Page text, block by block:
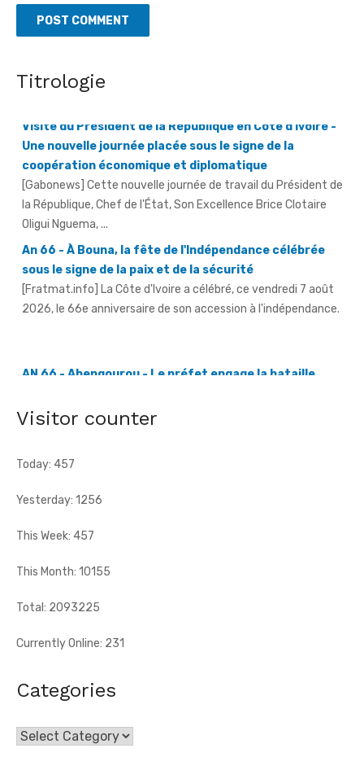
Titrologie
Une nouvelle journée placée sous le signe de la
[Gabonews] Cette nouvelle journée de travail du Président de
la République, Chef de l'État, Son Excellence Brice Clotaire
Oligui Nguema, ...
An 66 - À Bouna, la fête de l'Indépendance célébrée
sous le signe de la paix et de la sécurité
[Fratmat.info] La Côte d'Ivoire a célébré, ce vendredi 7 août
2026, le 66e anniversaire de son accession à l'indépendance.
AN 66 - Abengourou - Le préfet engage la bataille
l'indépendance de la Côte d'Ivoire, ce vendredi 7 août 2026 à
Visitor counter
Today: 457
Yesterday: 1256
This Week: 457
This Month: 10155
Total: 2093225
Currently Online: 231
Categories
Categories